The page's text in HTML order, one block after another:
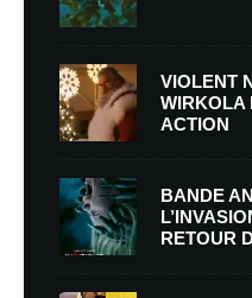
VIOLENT
WIRKOLA
ACTION
BANDE
RETOUR